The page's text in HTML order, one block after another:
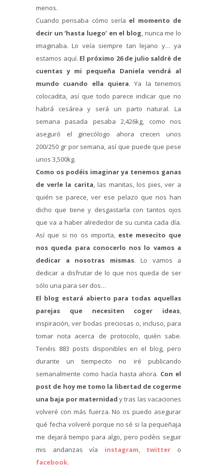
menos.
Cuando pensaba cómo sería el momento de
decir un ‘hasta luego’ en el blog, nunca me lo
imaginaba. Lo veía siempre tan lejano y… ya
estamos aquí. El próximo 26 de julio saldré de
cuentas y mi pequeña Daniela vendrá al
mundo cuando ella quiera. Ya la tenemos
colocadita, así que todo parece indicar que no
habrá cesárea y será un parto natural. La
semana pasada pesaba 2,426kg, como nos
aseguró el ginecólogo ahora crecen unos
200/250 gr por semana, así que puede que pese
unos 3,500kg.
Como os podéis imaginar ya tenemos ganas
de verle la carita, las manitas, los pies, ver a
quién se parece, ver ese pelazo que nos han
dicho que tiene y desgastarla con tantos ojos
que va a haber alrededor de su cunita cada día.
Así que si no os importa, este mesecito que
nos queda para conocerlo nos lo vamos a
dedicar a nosotras mismas. Lo vamos a
dedicar a disfrutar de lo que nos queda de ser
sólo una para ser dos…
El blog estará abierto para todas aquellas
parejas que necesiten coger ideas,
inspiración, ver bodas preciosas o, incluso, para
tomar nota acerca de protocolo, quién sabe.
Tenéis 883 posts disponibles en el blog, pero
durante un tiempecito no iré publicando
semanalmente como hacía hasta ahora. Con el
post de hoy me tomo la libertad de cogerme
una baja por maternidady tras las vacaciones
volveré con más fuerza. No os puedo asegurar
qué fecha volveré porque no sé si la pequeñaja
me dejará tiempo para algo, pero podéis seguir
mis andanzas vía instagram, twitter o
facebook.